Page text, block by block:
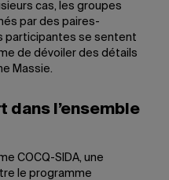
cas, les groupes
par des paires-
participantes se sentent
de dévoiler des détails
Massie.
dans l’ensemble
COCQ-SIDA, une
le programme